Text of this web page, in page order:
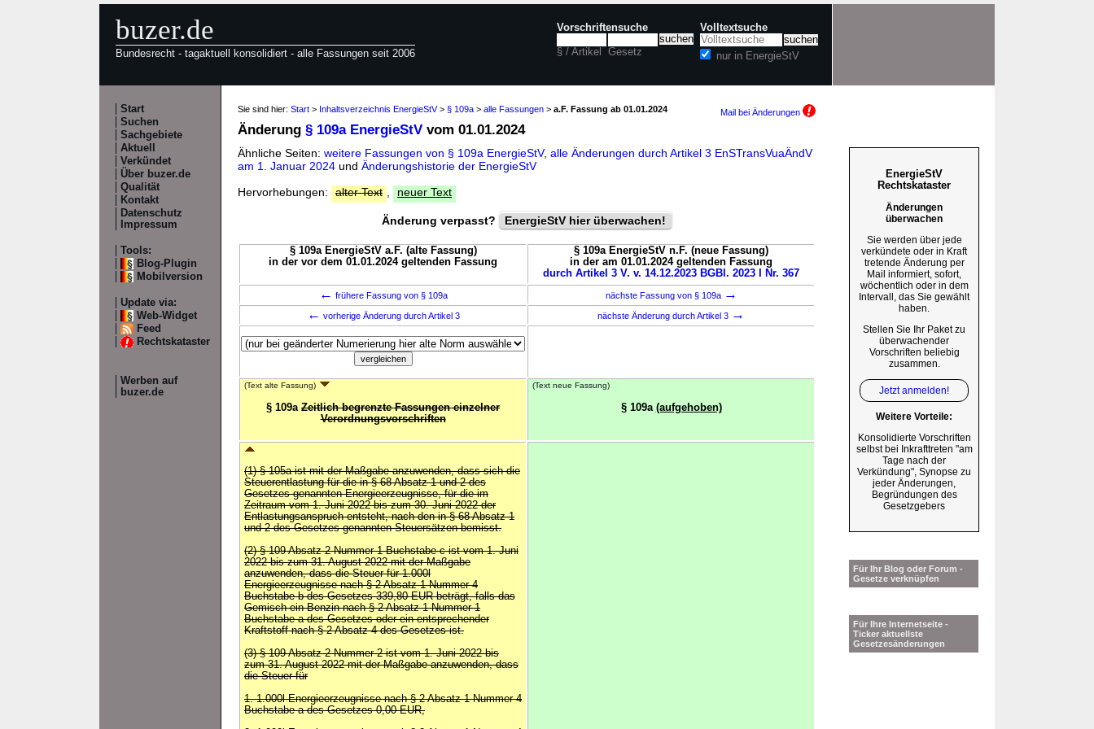
buzer.de
Bundesrecht - tagaktuell konsolidiert - alle Fassungen seit 2006
Vorschriftensuche
§ / Artikel Gesetz
Volltextsuche
nur in EnergieStV
Start
Suchen
Sachgebiete
Aktuell
Verkündet
Über buzer.de
Qualität
Kontakt
Datenschutz
Impressum
Tools:
Blog-Plugin
Mobilversion
Update via:
Web-Widget
Feed
Rechtskataster
Werben auf
buzer.de
Sie sind hier: Start > Inhaltsverzeichnis EnergieStV> § 109a > alle Fassungen > a.F. Fassung ab 01.01.2024 Mail bei Änderungen
Änderung § 109a EnergieStV vom 01.01.2024
Ähnliche Seiten: weitere Fassungen von § 109a EnergieStV, alle Änderungen durch Artikel 3 EnSTransVuaÄndV
am 1. Januar 2024 und Änderungshistorie der EnergieStV
Hervorhebungen:
alter Text neuer Text
Änderung verpasst? EnergieStV hier überwachen!
§ 109a EnergieStV a.F. (alte Fassung)
in der vor dem 01.01.2024 geltenden Fassung
§ 109a EnergieStV n.F. (neue Fassung)
in der am 01.01.2024 geltenden Fassung
durch Artikel 3 V. v. 14.12.2023 BGBl. 2023 I Nr. 367
← frühere Fassung von § 109a nächste Fassung von § 109a →
← vorherige Änderung durch Artikel 3 nächste Änderung durch Artikel 3 →
(Text alte Fassung)
§ 109a Zeitlich begrenzte Fassungen einzelner
Verordnungsvorschriften
(Text neue Fassung)
§ 109a (aufgehoben)
(1) § 105a ist mit der Maßgabe anzuwenden, dass sich die
Steuerentlastung für die in § 68 Absatz 1 und 2 des
Gesetzes genannten Energieerzeugnisse, für die im
Zeitraum vom 1. Juni 2022 bis zum 30. Juni 2022 der
Entlastungsanspruch entsteht, nach den in § 68 Absatz 1
und 2 des Gesetzes genannten Steuersätzen bemisst.
(2) § 109 Absatz 2 Nummer 1 Buchstabe c ist vom 1. Juni
2022 bis zum 31. August 2022 mit der Maßgabe
anzuwenden, dass die Steuer für 1.000l
Energieerzeugnisse nach § 2 Absatz 1 Nummer 4
Buchstabe b des Gesetzes 339,80 EUR beträgt, falls das
Gemisch ein Benzin nach § 2 Absatz 1 Nummer 1
Buchstabe a des Gesetzes oder ein entsprechender
Kraftstoff nach § 2 Absatz 4 des Gesetzes ist.
(3) § 109 Absatz 2 Nummer 2 ist vom 1. Juni 2022 bis
zum 31. August 2022 mit der Maßgabe anzuwenden, dass
die Steuer für
1. 1.000l Energieerzeugnisse nach § 2 Absatz 1 Nummer 4
Buchstabe a des Gesetzes 0,00 EUR,
EnergieStV
Rechtskataster
Änderungen
überwachen
Sie werden über jede
verkündete oder in Kraft
tretende Änderung per
Mail informiert, sofort,
wöchentlich oder in dem
Intervall, das Sie gewählt
haben.
Stellen Sie Ihr Paket zu
überwachender
Vorschriften beliebig
zusammen.
Jetzt anmelden!
Weitere Vorteile:
Konsolidierte Vorschriften
selbst bei Inkrafttreten "am
Tage nach der
Verkündung", Synopse zu
jeder Änderungen,
Begründungen des
Gesetzgebers
Für Ihr Blog oder Forum -
Gesetze verknüpfen
Für Ihre Internetseite -
Ticker aktuellste
Gesetzesänderungen